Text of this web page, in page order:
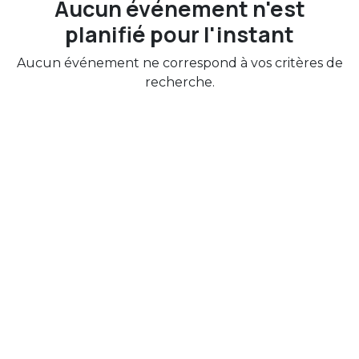
Aucun événement n'est
planifié pour l'instant
Aucun événement ne correspond à vos critères de
recherche.